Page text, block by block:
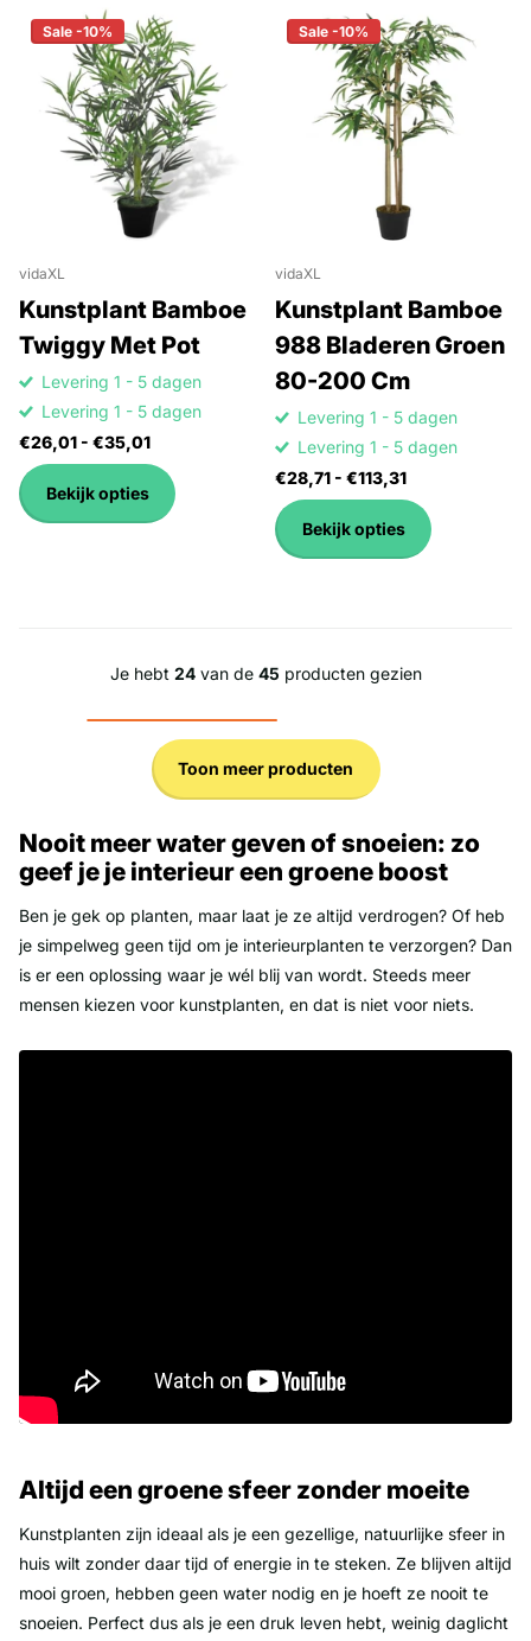
Sale -10%
vidaXL
Kunstplant Bamboe
Twiggy Met Pot
Levering 1 - 5 dagen
Levering 1 - 5 dagen
€26,01 - €35,01
Bekijk opties
Sale -10%
vidaXL
Kunstplant Bamboe
988 Bladeren Groen
80-200 Cm
Levering 1 - 5 dagen
Levering 1 - 5 dagen
€28,71 - €113,31
Bekijk opties
Je hebt 24van de 45 producten gezien
Toon meer producten
Nooit meer water geven of snoeien: zo
geef je je interieur een groene boost
Ben je gek op planten, maar laat je ze altijd verdrogen? Of heb
je simpelweg geen tijd om je interieurplanten te verzorgen? Dan
is er een oplossing waar je wél blij van wordt. Steeds meer
mensen kiezen voor kunstplanten, en dat is niet voor niets.
Altijd een groene sfeer zonder moeite
Kunstplanten zijn ideaal als je een gezellige, natuurlijke sfeer in
huis wilt zonder daar tijd of energie in te steken. Ze blijven altijd
mooi groen, hebben geen water nodig en je hoeft ze nooit te
snoeien. Perfect dus als je een druk leven hebt, weinig daglicht